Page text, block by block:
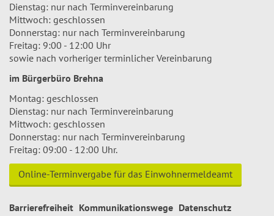
Dienstag: nur nach Terminvereinbarung
Mittwoch: geschlossen
Donnerstag: nur nach Terminvereinbarung
Freitag: 9:00 - 12:00 Uhr
sowie nach vorheriger terminlicher Vereinbarung
im Bürgerbüro Brehna
Montag: geschlossen
Dienstag: nur nach Terminvereinbarung
Mittwoch: geschlossen
Donnerstag: nur nach Terminvereinbarung
Freitag: 09:00 - 12:00 Uhr.
Online-Terminvergabe für das Einwohnermeldeamt
Barrierefreiheit Kommunikationswege Datenschutz